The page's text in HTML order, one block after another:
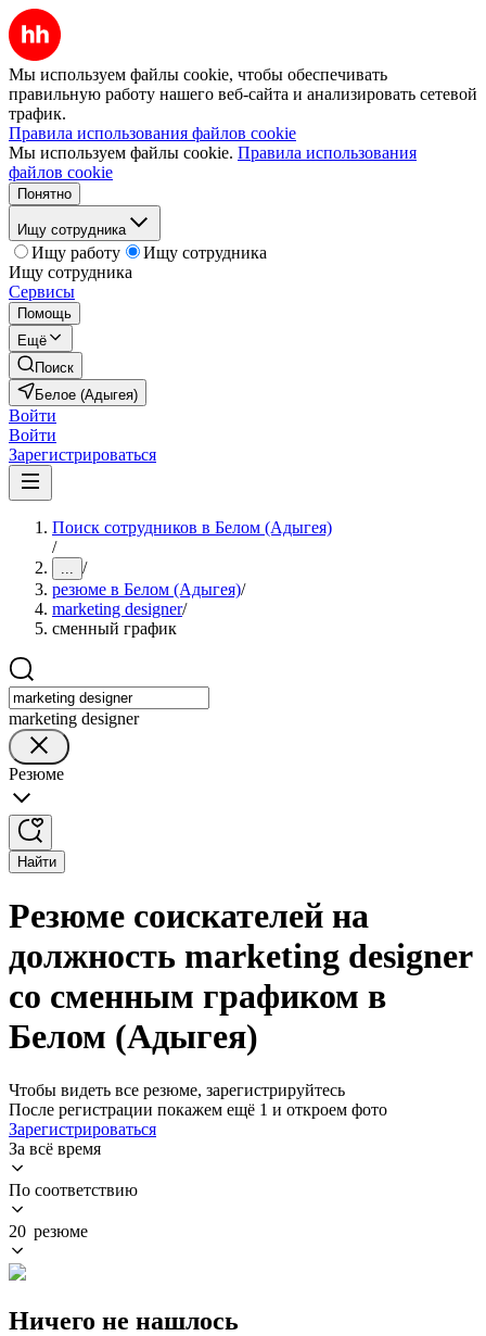
Мы используем файлы cookie, чтобы обеспечивать
правильную работу нашего веб-сайта и анализировать сетевой
трафик.
Правила использования файлов cookie
Мы используем файлы cookie. Правила использования
файлов cookie
Понятно
Ищу сотрудника
Ищу работу
Ищу сотрудника
Ищу сотрудника
Сервисы
Помощь
Ещё
Поиск
Белое (Адыгея)
Войти
Войти
Зарегистрироваться
Поиск сотрудников в Белом (Адыгея)
/
... /
резюме в Белом (Адыгея)/
marketing designer/
сменный график
marketing designer
Резюме
Найти
Резюме соискателей на
должность marketing designer
со сменным графиком в
Белом (Адыгея)
Чтобы видеть все резюме, зарегистрируйтесь
После регистрации покажем ещё 1 и откроем фото
Зарегистрироваться
За всё время
По соответствию
20 резюме
Ничего не нашлось